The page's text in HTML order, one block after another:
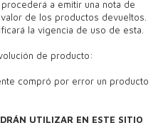
procederá a emitir una nota de
de los productos devueltos.
la vigencia de uso de esta.
de producto:
compró por error un producto
UTILIZAR EN ESTE SITIO